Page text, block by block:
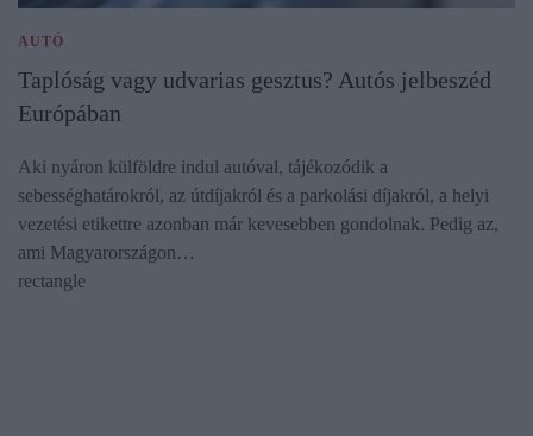
AUTÓ
Taplóság vagy udvarias gesztus? Autós jelbeszéd
Európában
Aki nyáron külföldre indul autóval, tájékozódik a
sebességhatárokról, az útdíjakról és a parkolási díjakról, a helyi
vezetési etikettre azonban már kevesebben gondolnak. Pedig az,
ami Magyarországon…
rectangle